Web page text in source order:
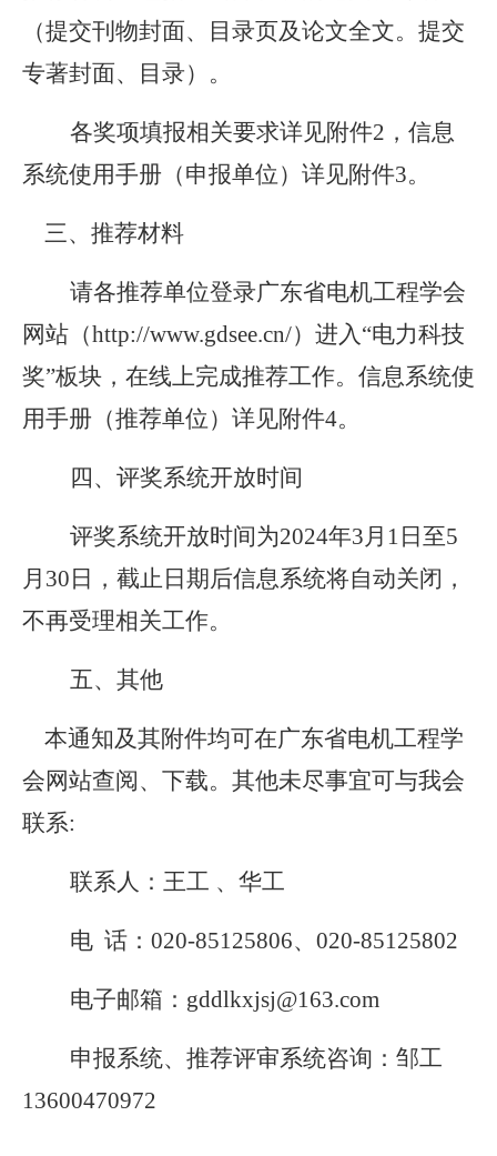
（提交刊物封面、目录页及论文全文。提交
专著封面、目录）。
各奖项填报相关要求详见附件2，信息
系统使用手册（申报单位） 详见附件3。
三、推荐材料
请各推荐单位登录广东省电机工程学会
网站（http://www.gdsee.cn/）进入“电力科技
奖”板块，在线上完成推荐工作。信息系统使
用手册（推荐单位） 详见附件4。
四、评奖系统开放时间
评奖系统开放时间为2024年3月1日至5
月30日，截止日期后信息系统将自动关闭，
不再受理相关工作。
五、其他
本通知及其附件均可在广东省电机工程学
会网站查阅、下载。其他未尽事宜可与我会
联系:
联系人：王工 、华工
电 话： 020-85125806、020-85125802
电子邮箱： gddlkxjsj@163.com
申报系统、推荐评审系统咨询：邹工
13600470972